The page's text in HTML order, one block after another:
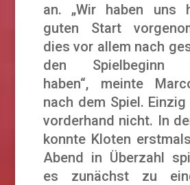
an. „Wir haben uns
guten Start
dies vor allem nach
den Spielbeginn
haben“, meinte
nach dem Spiel.
vorderhand nicht. In
konnte Kloten
Abend in Überzahl
es zunächst zu